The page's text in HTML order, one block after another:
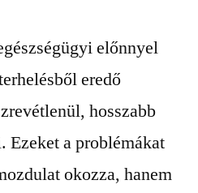
előnnyel
eredő
hosszabb
Ezeket a problémákat
okozza, hanem